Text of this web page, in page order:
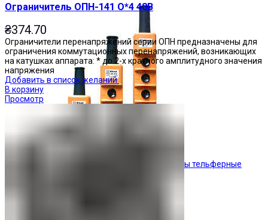
Посты тельферные
Ограничитель ОПН-141 О*4 48В
₴374.70
Ограничители перенапряжений серии ОПН предназначены для
ограничения коммутационных перенапряжений, возникающих
на катушках аппарата: * до 2-х кратного амплитудного значения
напряжения
Добавить в список желаний
В корзину
Просмотр